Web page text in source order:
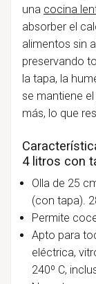
una cocina
absorber el
alimentos sin
preservando
la tapa, la
se mantiene
más, lo que
4 litros con
Olla de 25
(con tapa).
Permite
Apto para
eléctrica,
240º C,